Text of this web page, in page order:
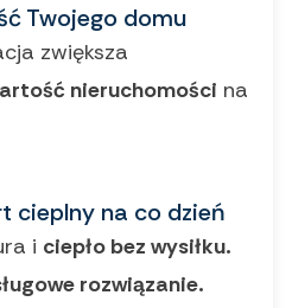
Twojego domu
zwiększa
nieruchomości na
cieplny na co dzień
i ciepło bez wysiłku.
rozwiązanie.